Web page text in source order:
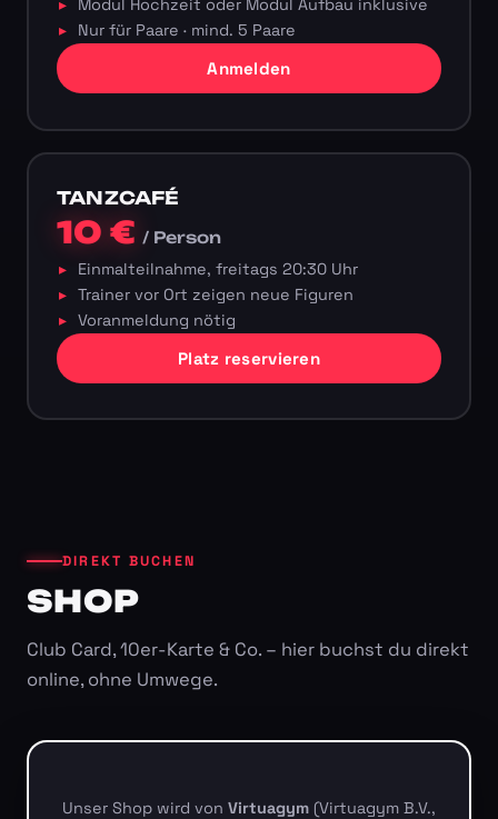
Modul Hochzeit oder Modul Aufbau inklusive
Nur für Paare · mind. 5 Paare
Anmelden
TANZCAFÉ
10 €/ Person
Einmalteilnahme, freitags 20:30 Uhr
Trainer vor Ort zeigen neue Figuren
Voranmeldung nötig
Platz reservieren
DIREKT BUCHEN
SHOP
Club Card, 10er-Karte & Co. – hier buchst du direkt
online, ohne Umwege.
Unser Shop wird von Virtuagym (Virtuagym B.V.,